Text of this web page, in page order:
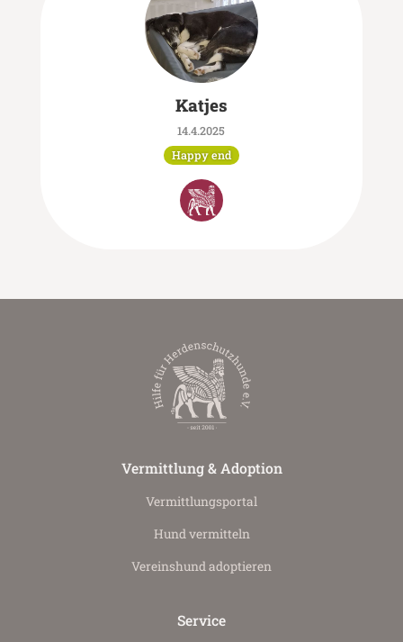
Katjes
14.4.2025
Happy end
Vermittlung & Adoption
Vermittlungs­portal
Hund vermitteln
Vereinshund adoptieren
Service